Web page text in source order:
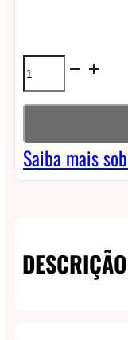
Líquido
Zomo
Freebase
-
Ice
Saiba mais
DESCRIÇÃO